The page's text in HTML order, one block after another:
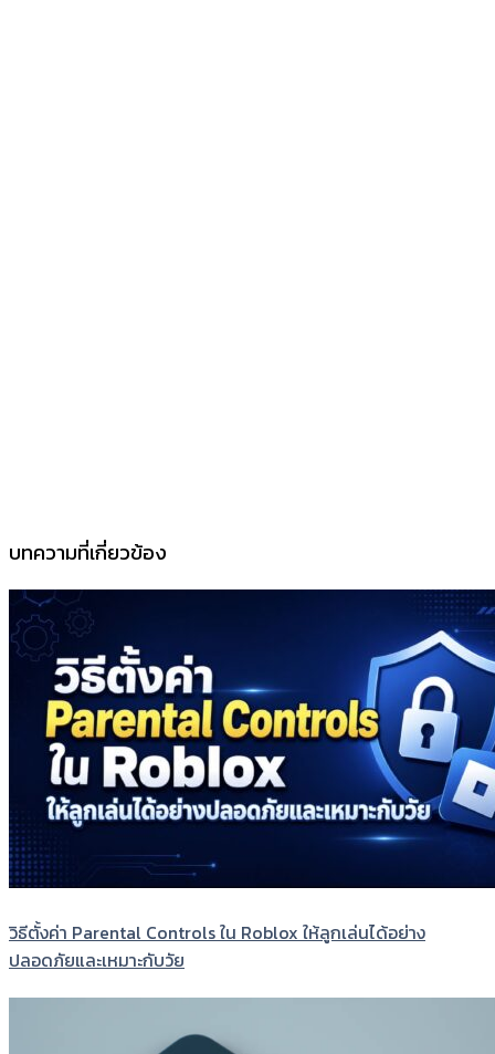
บทความที่เกี่ยวข้อง
วิธีตั้งค่า Parental Controls ใน Roblox ให้ลูกเล่นได้อย่าง
ปลอดภัยและเหมาะกับวัย